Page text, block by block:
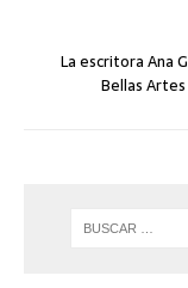
La escritora Ana
Bellas